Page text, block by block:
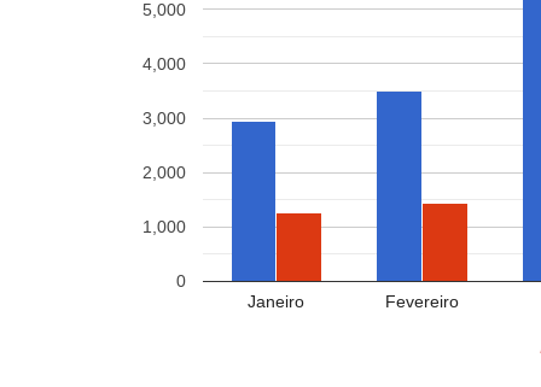
Janeiro Fevereiro
0
1,000
2,000
3,000
4,000
5,000